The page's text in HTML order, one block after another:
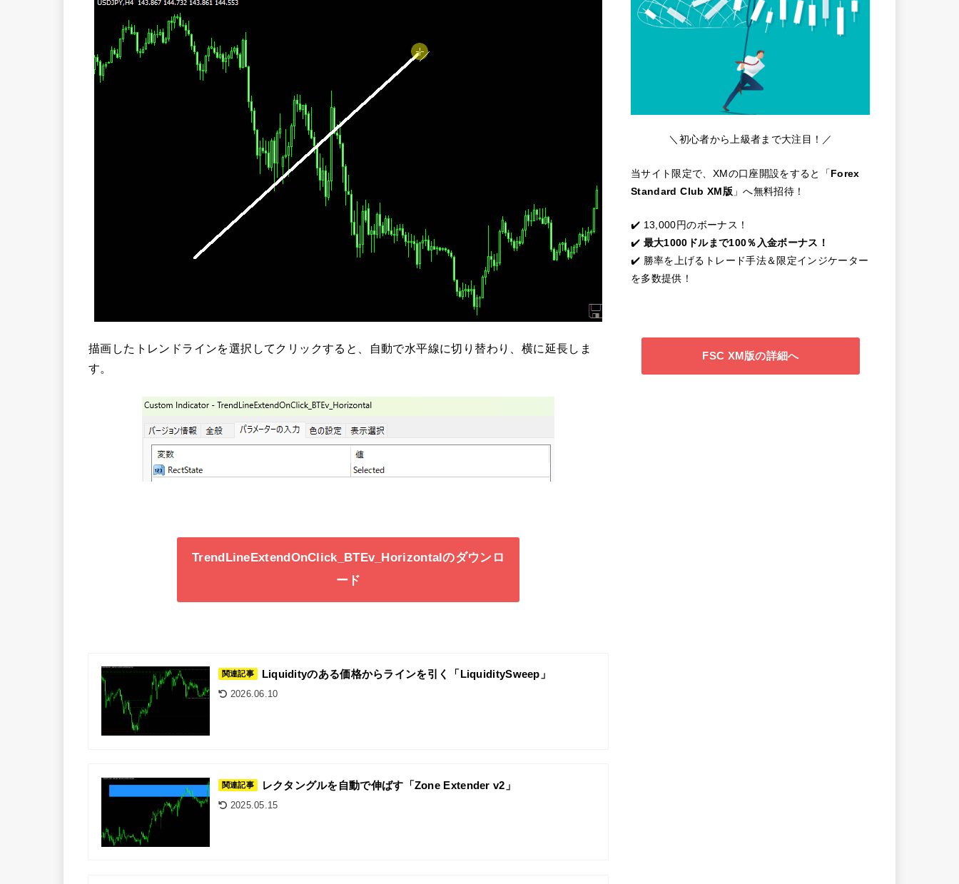
描画したトレンドラインを選択してクリックすると、自動で水平線に切り替わり、横に延長しま
す。
TrendLineExtendOnClick_BTEv_Horizontalのダウンロ
ード
関連記事 Liquidityのある価格からラインを引く「LiquiditySweep」
2026.06.10
関連記事 レクタングルを自動で伸ばす「Zone Extender v2」
2025.05.15
＼初心者から上級者まで大注目！／
当サイト限定で、XMの口座開設をすると「Forex
Standard Club XM版 」へ無料招待！
✔️ 13,000円のボーナス！
✔️ 最大1000ドルまで100％入金ボーナス！
✔️ 勝率を上げるトレード手法＆限定インジケーター
を多数提供！
FSC XM版の詳細へ